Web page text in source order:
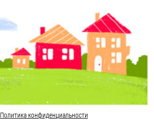
Политика конфиденциальности